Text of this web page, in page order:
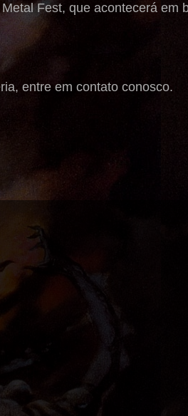
Fest, que acontecerá em
entre em contato conosco.